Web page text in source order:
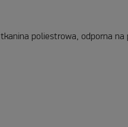
poliestrowa, odporna